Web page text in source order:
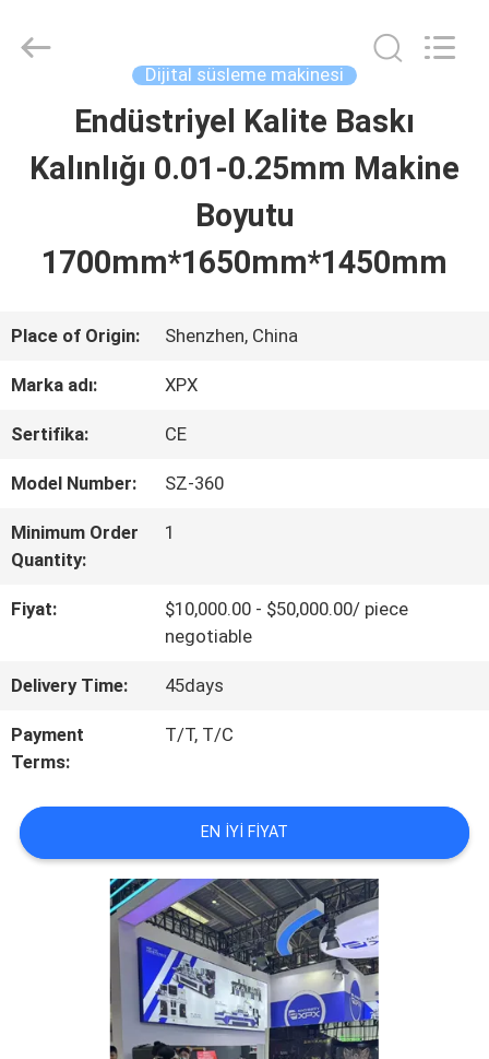
VIDEOLAR
BIZIM
HAKKIMIZDA
FABRIKA
KALITE
BIZIMLE
İLETIŞIM
HABERLER
Machinery
Reserved.
Dijital süsleme makinesi
Endüstriyel Kalite Baskı
Kalınlığı 0.01-0.25mm Makine
Boyutu
1700mm*1650mm*1450mm
Place of Origin: Shenzhen, China
Marka adı: XPX
Sertifika: CE
Model Number: SZ-360
Minimum Order
Quantity:
1
Fiyat:
$10,000.00 - $50,000.00/ piece
negotiable
Delivery Time: 45days
Payment
Terms:
T/T, T/C
EN IYI FIYAT